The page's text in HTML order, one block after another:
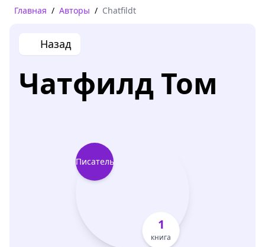
Главная / Авторы / Chatfildt
Назад
Чатфилд Том
Писатель
1
книга